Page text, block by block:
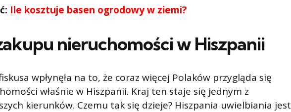
Ile kosztuje basen ogrodowy w ziemi?
nieruchomości w Hiszpanii
wpłynęła na to, że coraz więcej Polaków przygląda się
właśnie w Hiszpanii. Kraj ten staje się jednym z
kierunków. Czemu tak się dzieje? Hiszpania uwielbiania jest